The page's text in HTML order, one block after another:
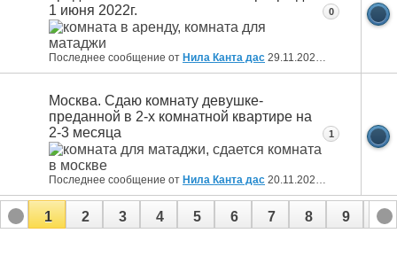
1 июня 2022г.
Последнее сообщение от Нила Канта дас 29.11.2021
0
Москва. Сдаю комнату девушке-
преданной в 2-х комнатной квартире на
2-3 месяца
Последнее сообщение от Нила Канта дас 20.11.2021 19:55
1
1 2 3 4 5 6 7 8 9 10